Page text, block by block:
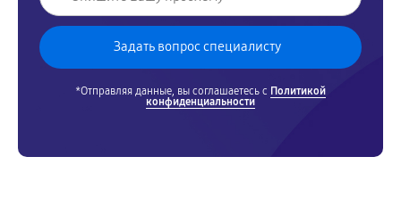
*Отправляя данные, вы соглашаетесь с Политикой
конфиденциальности